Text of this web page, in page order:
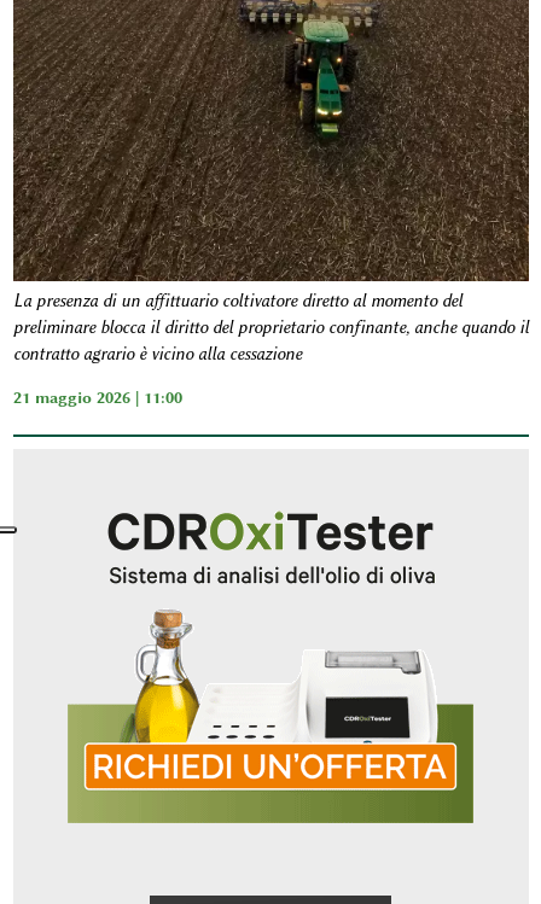
La presenza di un affittuario coltivatore diretto al momento del
preliminare blocca il diritto del proprietario confinante, anche quando il
contratto agrario è vicino alla cessazione
21 maggio 2026 | 11:00